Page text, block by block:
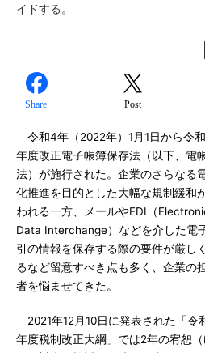
イドする。
Share Post
令和4年（2022年）1月1日から令
年度改正電子帳簿保存法（以下、電
法）が施行された。企業のさらなる
化推進を目的とした大幅な規制緩和
われる一方、メールやEDI（
Data Interchange）などを介した電
引の情報を保存する際の要件が厳し
るなど留意すべき点も多く、企業の
者を悩ませてきた。
2021年12月10日に発表された「令
年度税制改正大綱」では2年の宥恕